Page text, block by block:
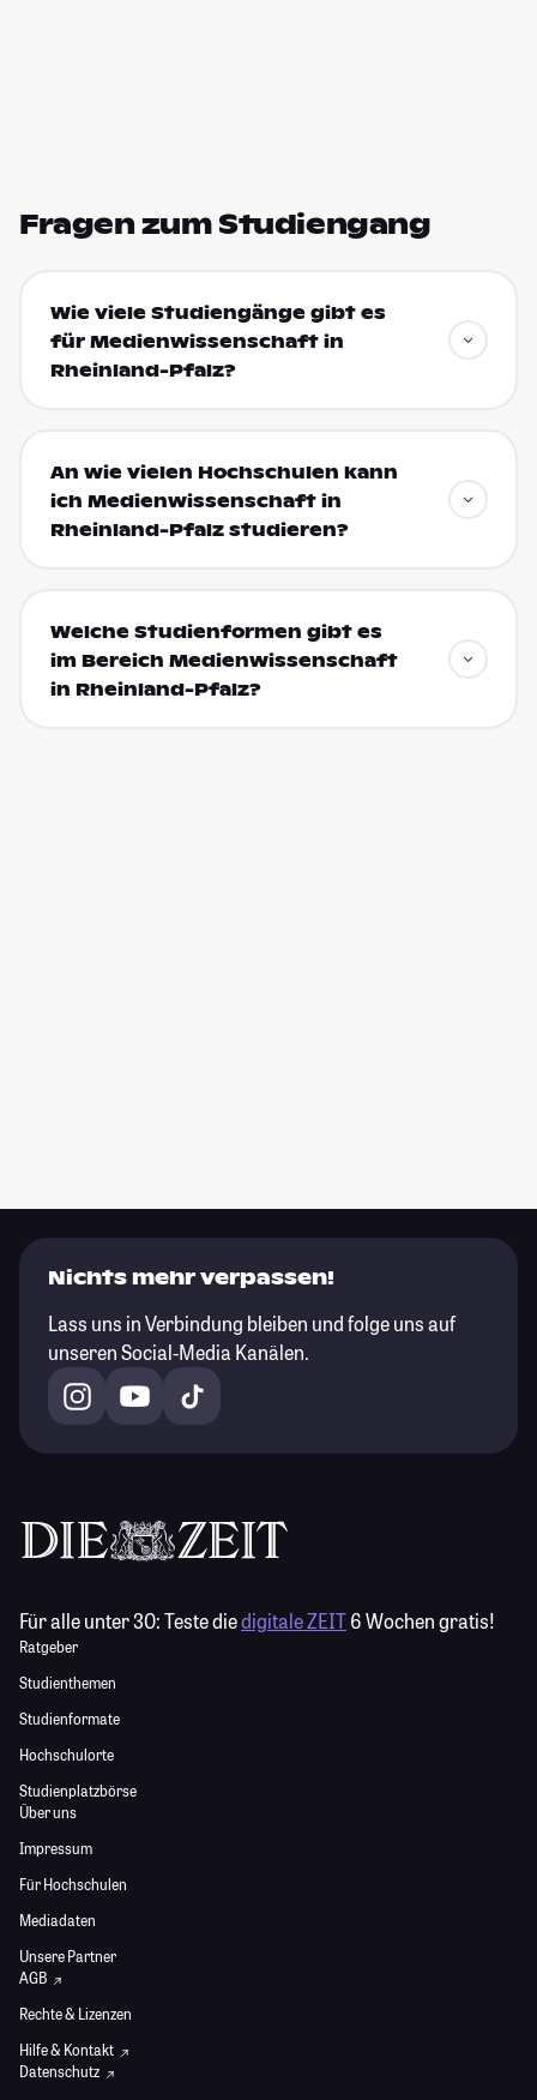
Fragen zum Studiengang
Wie viele Studiengänge gibt es
für Medienwissenschaft in
Rheinland-Pfalz?
An wie vielen Hochschulen kann
ich Medienwissenschaft in
Rheinland-Pfalz studieren?
Welche Studienformen gibt es
im Bereich Medienwissenschaft
in Rheinland-Pfalz?
Nichts mehr verpassen!
Lass uns in Verbindung bleiben und folge uns auf
unseren Social-Media Kanälen.
Für alle unter 30:Teste diedigitale ZEIT6 Wochen gratis!
Ratgeber
Studienthemen
Studienformate
Hochschulorte
Studienplatzbörse
Über uns
Impressum
Für Hochschulen
Mediadaten
Unsere Partner
AGB
Rechte & Lizenzen
Hilfe & Kontakt
Datenschutz